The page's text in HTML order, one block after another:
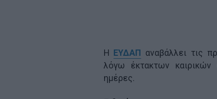
Η ΕΥΔΑΠ αναβάλλει τις
λόγω έκτακτων καιρικών
ημέρες.